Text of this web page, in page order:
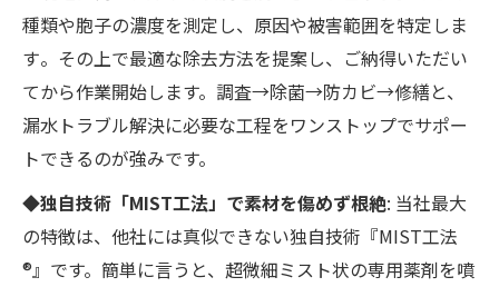
種類や胞子の濃度を測定し、原因や被害範囲を特定しま
す​。その上で最適な除去方法を提案し、ご納得いただい
てから作業開始します。調査→除菌→防カビ→修繕と、
漏水トラブル解決に必要な工程をワンストップでサポー
トできるのが強みです。
◆独自技術「MIST工法」で素材を傷めず根絶: 当社最大
の特徴は、他社には真似できない独自技術『MIST工法
®』です。簡単に言うと、超微細ミスト状の専用薬剤を噴